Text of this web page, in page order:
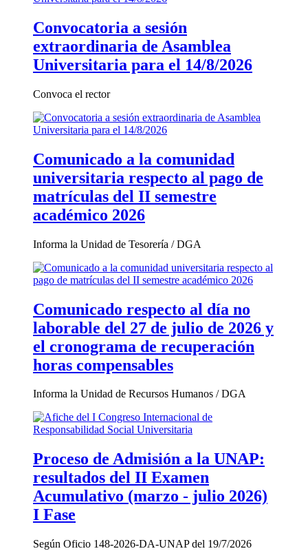
Convocatoria a sesión
extraordinaria de Asamblea
Universitaria para el 14/8/2026
Convoca el rector
Comunicado a la comunidad
universitaria respecto al pago de
matrículas del II semestre
académico 2026
Informa la Unidad de Tesorería / DGA
Comunicado respecto al día no
laborable del 27 de julio de 2026 y
el cronograma de recuperación
horas compensables
Informa la Unidad de Recursos Humanos / DGA
Proceso de Admisión a la UNAP:
resultados del II Examen
Acumulativo (marzo - julio 2026)
I Fase
Según Oficio 148-2026-DA-UNAP del 19/7/2026